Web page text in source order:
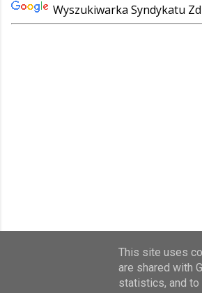
Wyszukiwarka Syndykatu
This site uses
are shared with
statistics, and to